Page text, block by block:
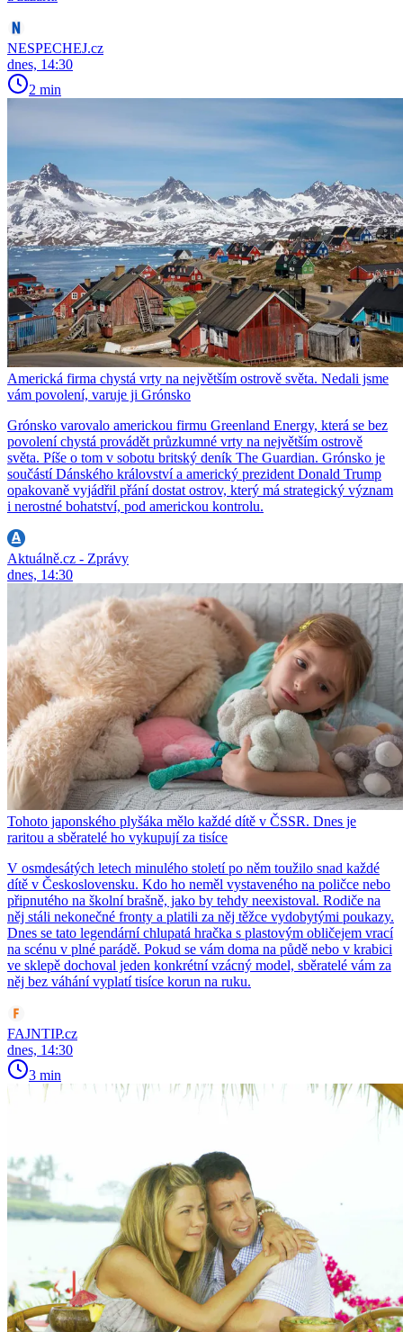
NESPECHEJ.cz
dnes, 14:30
2 min
Americká firma chystá vrty na největším ostrově světa. Nedali jsme
vám povolení, varuje ji Grónsko
Grónsko varovalo americkou firmu Greenland Energy, která se bez
povolení chystá provádět průzkumné vrty na největším ostrově
světa. Píše o tom v sobotu britský deník The Guardian. Grónsko je
součástí Dánského království a americký prezident Donald Trump
opakovaně vyjádřil přání dostat ostrov, který má strategický význam
i nerostné bohatství, pod americkou kontrolu.
Aktuálně.cz - Zprávy
dnes, 14:30
Tohoto japonského plyšáka mělo každé dítě v ČSSR. Dnes je
raritou a sběratelé ho vykupují za tisíce
V osmdesátých letech minulého století po něm toužilo snad každé
dítě v Československu. Kdo ho neměl vystaveného na poličce nebo
připnutého na školní brašně, jako by tehdy neexistoval. Rodiče na
něj stáli nekonečné fronty a platili za něj těžce vydobytými poukazy.
Dnes se tato legendární chlupatá hračka s plastovým obličejem vrací
na scénu v plné parádě. Pokud se vám doma na půdě nebo v krabici
ve sklepě dochoval jeden konkrétní vzácný model, sběratelé vám za
něj bez váhání vyplatí tisíce korun na ruku.
FAJNTIP.cz
dnes, 14:30
3 min